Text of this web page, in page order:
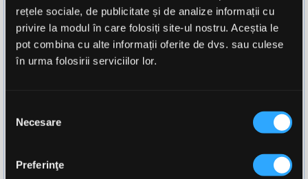
rețele sociale, de publicitate și de analize informații cu
privire la modul în care folosiți site-ul nostru. Aceștia le
pot combina cu alte informații oferite de dvs. sau culese
în urma folosirii serviciilor lor.
consimțământului
Necesare
Preferinţe
Vivo Vitamina D3 + K2
Lichidă 2000UI 50ml
68,00 lei
ADAUGĂ ÎN COȘ
OstroVit Vitamina D3 + K2
30,00 lei
ADAUGĂ ÎN COȘ